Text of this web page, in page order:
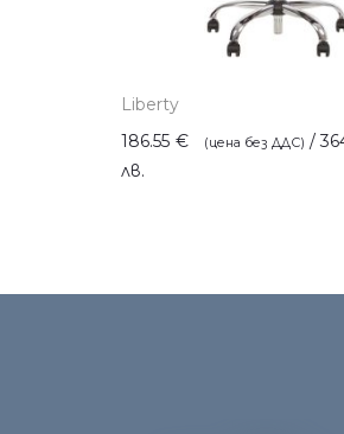
Liberty
186.55 €
/
лв.